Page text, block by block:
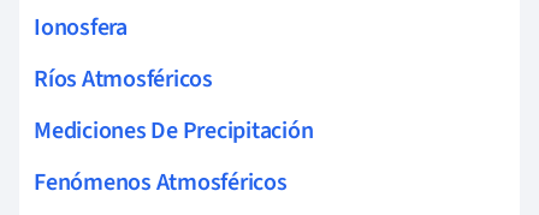
Ionosfera
Ríos Atmosféricos
Mediciones De Precipitación
Fenómenos Atmosféricos